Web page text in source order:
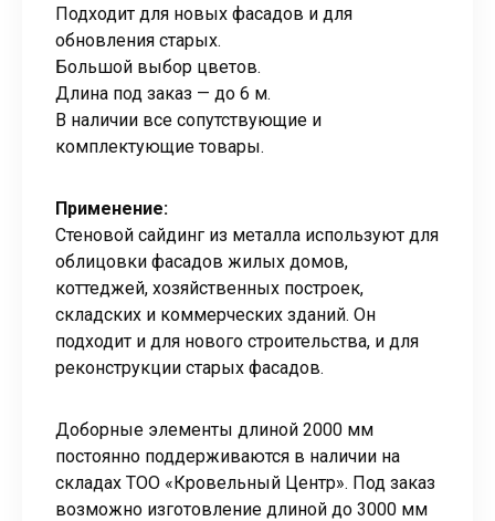
Подходит для новых фасадов и для
обновления старых.
Большой выбор цветов.
Длина под заказ — до 6 м.
В наличии все сопутствующие и
комплектующие товары.
Применение:
Стеновой сайдинг из металла используют для
облицовки фасадов жилых домов,
коттеджей, хозяйственных построек,
складских и коммерческих зданий. Он
подходит и для нового строительства, и для
реконструкции старых фасадов.
Доборные элементы длиной 2000 мм
постоянно поддерживаются в наличии на
складах ТОО «Кровельный Центр». Под заказ
возможно изготовление длиной до 3000 мм